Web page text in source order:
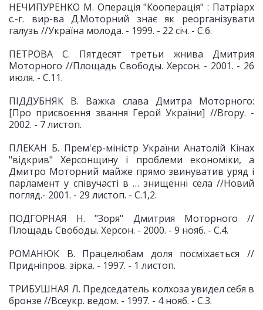
НЕЧИПУРЕНКО М. Операція "Кооперація" : Патріарх
с.-г. вир-ва Д.Моторний знає як реорганізувати
галузь //Україна молода. - 1999. - 22 січ. - С.6.
ПЕТРОВА С. Пятдесят третьи жнива Дмитрия
Моторного //Площадь Свободы. Херсон. - 2001. - 26
июля. - С.11.
ПІДДУБНЯК В. Важка слава Дмитра Моторного:
[Про присвоєння звання Герой України] //Вгору. -
2002. - 7 листоп.
ПЛЕКАН Б. Прем'єр-міністр України Анатолій Кінах
"відкрив" Херсонщину і проблеми економіки, а
Дмитро Моторний майже прямо звинуватив уряд і
парламент у співучасті в … знищенні села //Новий
погляд.- 2001. - 29 листоп. - С.1,2.
ПОДГОРНАЯ Н. "Зоря" Дмитрия Моторного //
Площадь Свободы. Херсон. - 2000. - 9 нояб. - С.4.
РОМАНЮК В. Працелюбам доля посміхається //
Придніпров. зірка. - 1997. - 1 листоп.
ТРИБУШНАЯ Л. Председатель колхоза увидел себя в
бронзе //Всеукр. ведом. - 1997. - 4 нояб. - С.3.